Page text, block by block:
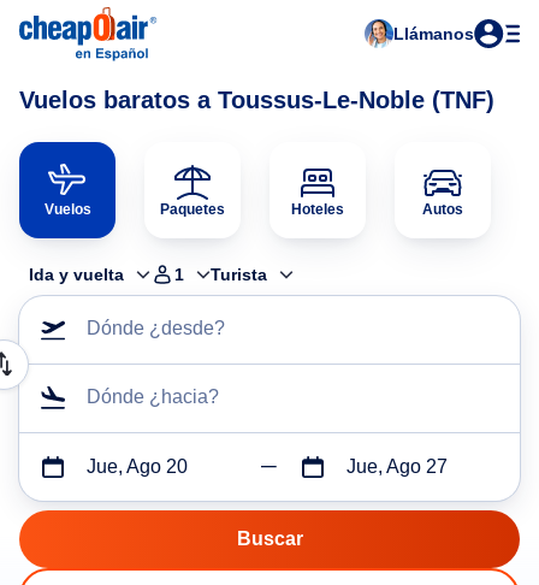
Llámanos
Vuelos baratos a Toussus-Le-Noble (TNF)
Vuelos Paquetes Hoteles Autos
Ida y vuelta 1 Turista
Dónde ¿desde?
Dónde ¿hacia?
Jue, Ago 20 Jue, Ago 27